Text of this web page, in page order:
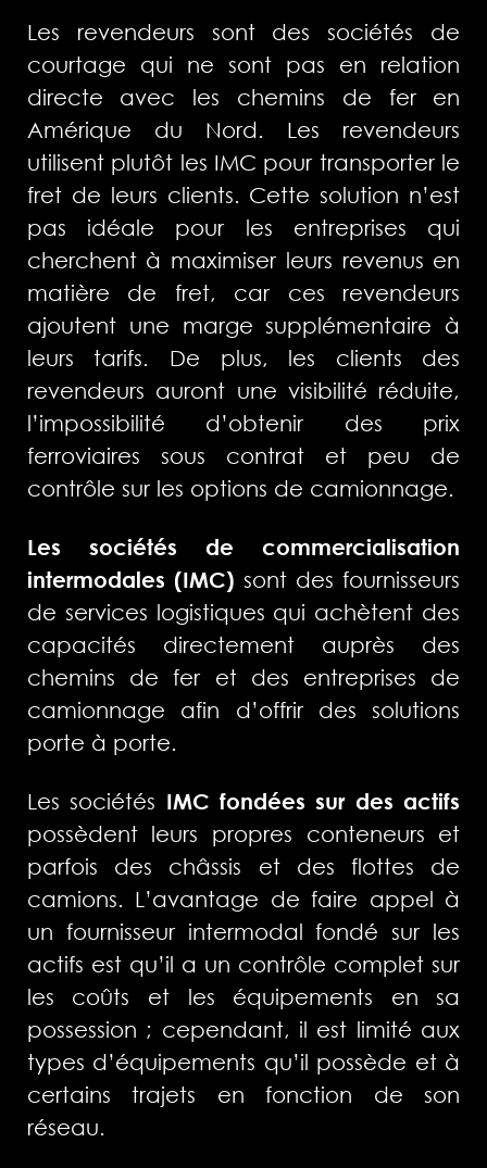
Les revendeurs sont des sociétés de
courtage qui ne sont pas en relation
directe avec les chemins de fer en
Amérique du Nord. Les revendeurs
utilisent plutôt les IMC pour transporter le
fret de leurs clients. Cette solution n’est
pas idéale pour les entreprises qui
cherchent à maximiser leurs revenus en
matière de fret, car ces revendeurs
ajoutent une marge supplémentaire à
leurs tarifs. De plus, les clients des
revendeurs auront une visibilité réduite,
l’impossibilité d’obtenir des prix
ferroviaires sous contrat et peu de
contrôle sur les options de camionnage.
Les sociétés de commercialisation
intermodales (IMC) sont des fournisseurs
de services logistiques qui achètent des
capacités directement auprès des
chemins de fer et des entreprises de
camionnage afin d’offrir des solutions
porte à porte.
Les sociétés IMC fondées sur des actifs
possèdent leurs propres conteneurs et
parfois des châssis et des flottes de
camions. L’avantage de faire appel à
un fournisseur intermodal fondé sur les
actifs est qu’il a un contrôle complet sur
les coûts et les équipements en sa
possession ; cependant, il est limité aux
types d’équipements qu’il possède et à
certains trajets en fonction de son
réseau.